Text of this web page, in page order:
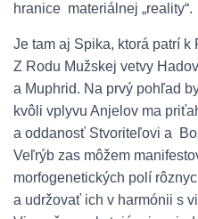
hranice materiálnej „reality“.
Je tam aj Spika, ktorá patrí k
Z Rodu Mužskej vetvy
a Muphrid. Na prvý pohľad
kvôli vplyvu Anjelov ma
a oddanosť Stvoriteľovi a
Veľrýb zas môžem
morfogenetických polí
a udržovať ich v harmónii s